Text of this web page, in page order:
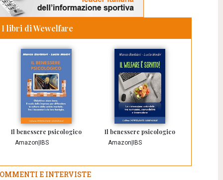
I libri di Wewelfare
Il benessere psicologico
Amazon IBS
Il benessere psicologico
Amazon IBS
E INTERVISTE